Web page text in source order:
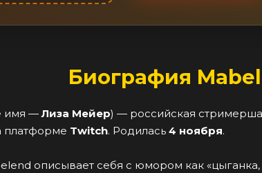
Биография
имя —Лиза Мейер) — российская
Twitch. Родилась 4 ноября.
описывает себя с юмором как «цыганка,